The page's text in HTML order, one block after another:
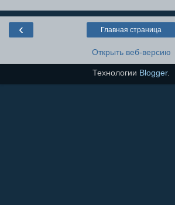
‹ Главная страница
Открыть веб-версию
Технологии Blogger.